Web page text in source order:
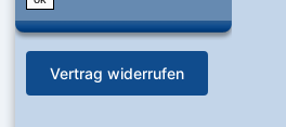
Vertrag widerrufen